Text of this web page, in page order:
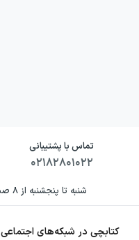
تماس با پشتیبانی
۰۲۱۸۲۸۰۱۰۲۲
شنبه تا پنجشنبه از ۸ صبح تا ۱۸ عصر بجز روزهای تعطیل
کتابچی در شبکه‌های اجتماعی